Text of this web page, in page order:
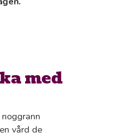
med
vård de